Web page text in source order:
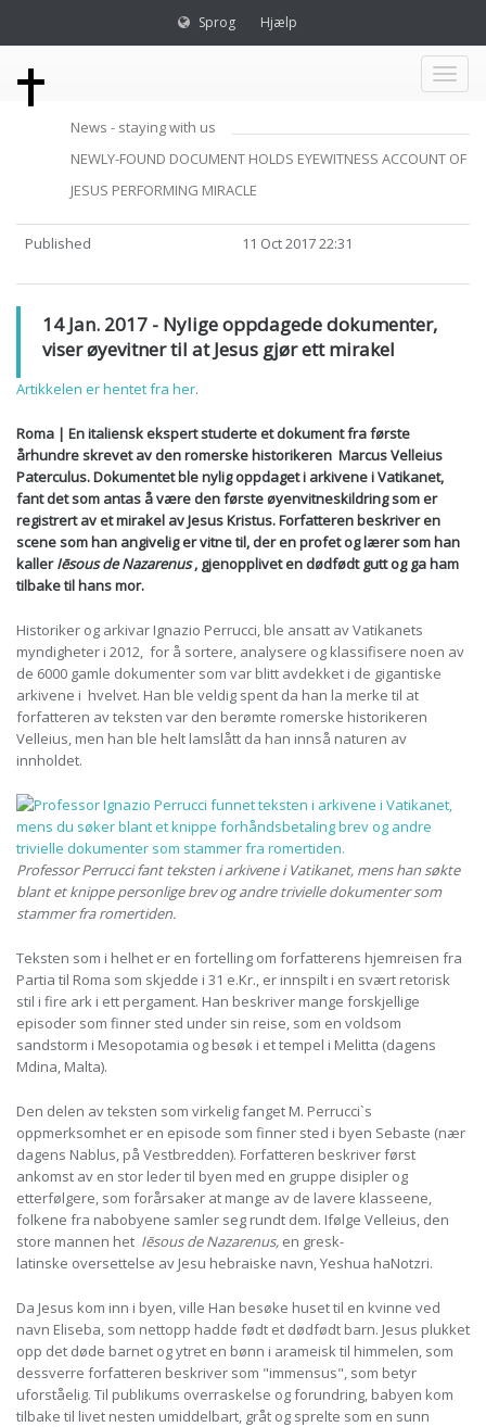
Sprog Hjælp
Toggle
News - staying with us
NEWLY-FOUND DOCUMENT HOLDS EYEWITNESS ACCOUNT OF
JESUS PERFORMING MIRACLE
Published 11 Oct 2017 22:31
14 Jan. 2017 - Nylige oppdagede dokumenter,
viser øyevitner til at Jesus gjør ett mirakel
Artikkelen er hentet fra her.
Roma | En italiensk ekspert studerte et dokument fra første
århundre skrevet av den romerske historikeren Marcus Velleius
Paterculus. Dokumentet ble nylig oppdaget i arkivene i Vatikanet,
fant det som antas å være den første øyenvitneskildring som er
registrert av et mirakel av Jesus Kristus. Forfatteren beskriver en
scene som han angivelig er vitne til, der en profet og lærer som han
kallerIēsous de Nazarenus, gjenopplivet en dødfødt gutt og ga ham
tilbake til hans mor.
Historiker og arkivar Ignazio Perrucci, ble ansatt av Vatikanets
myndigheter i 2012, for å sortere, analysere og klassifisere noen av
de 6000 gamle dokumenter som var blitt avdekket i de gigantiske
arkivene i hvelvet. Han ble veldig spent da han la merke til at
forfatteren av teksten var den berømte romerske historikeren
Velleius, men han ble helt lamslått da han innså naturen av
innholdet.
Professor Perrucci fant teksten i arkivene i Vatikanet, mens han søkte
blant et knippe personlige brev og andre trivielle dokumenter som
stammer fra romertiden.
Teksten som i helhet er en fortelling om forfatterens hjemreisen fra
Partia til Roma som skjedde i 31 e.Kr., er innspilt i en svært retorisk
stil i fire ark i ett pergament. Han beskriver mange forskjellige
episoder som finner sted under sin reise, som en voldsom
sandstorm i Mesopotamia og besøk i et tempel i Melitta (dagens
Mdina, Malta).
Den delen av teksten som virkelig fanget M. Perrucci`s
oppmerksomhet er en episode som finner sted i byen Sebaste (nær
dagens Nablus, på Vestbredden). Forfatteren beskriver først
ankomst av en stor leder til byen med en gruppe disipler og
etterfølgere, som forårsaker at mange av de lavere klasseene,
folkene fra nabobyene samler seg rundt dem. Ifølge Velleius, den
store mannen het Iēsous de Nazarenus, en gresk-
latinske oversettelse av Jesu hebraiske navn, Yeshua haNotzri.
Da Jesus kom inn i byen, ville Han besøke huset til en kvinne ved
navn Eliseba, som nettopp hadde født et dødfødt barn. Jesus plukket
opp det døde barnet og ytret en bønn i arameisk til himmelen, som
dessverre forfatteren beskriver som "immensus", som betyr
uforståelig. Til publikums overraskelse og forundring, babyen kom
tilbake til livet nesten umiddelbart, gråt og sprelte som en sunn